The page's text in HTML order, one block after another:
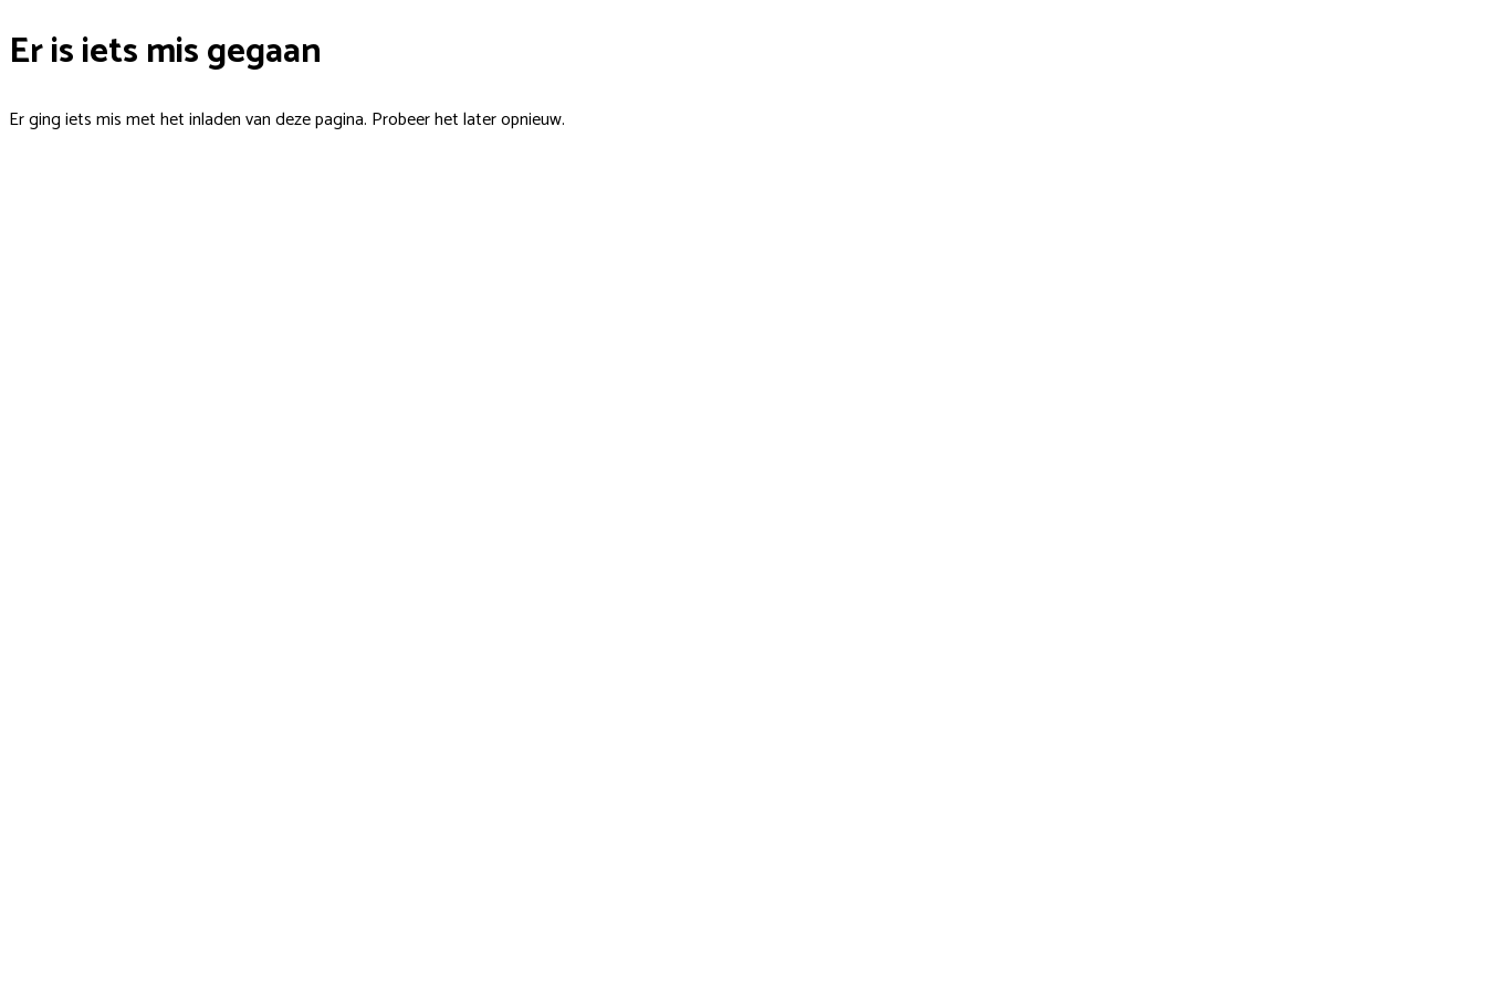
Er is iets mis gegaan
Er ging iets mis met het inladen van deze pagina. Probeer het later opnieuw.